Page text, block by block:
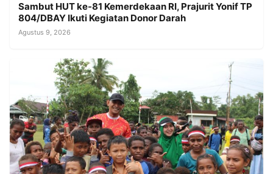
Sambut HUT ke-81 Kemerdekaan RI, Prajurit Yonif TP
804/DBAY Ikuti Kegiatan Donor Darah
Agustus 9, 2026